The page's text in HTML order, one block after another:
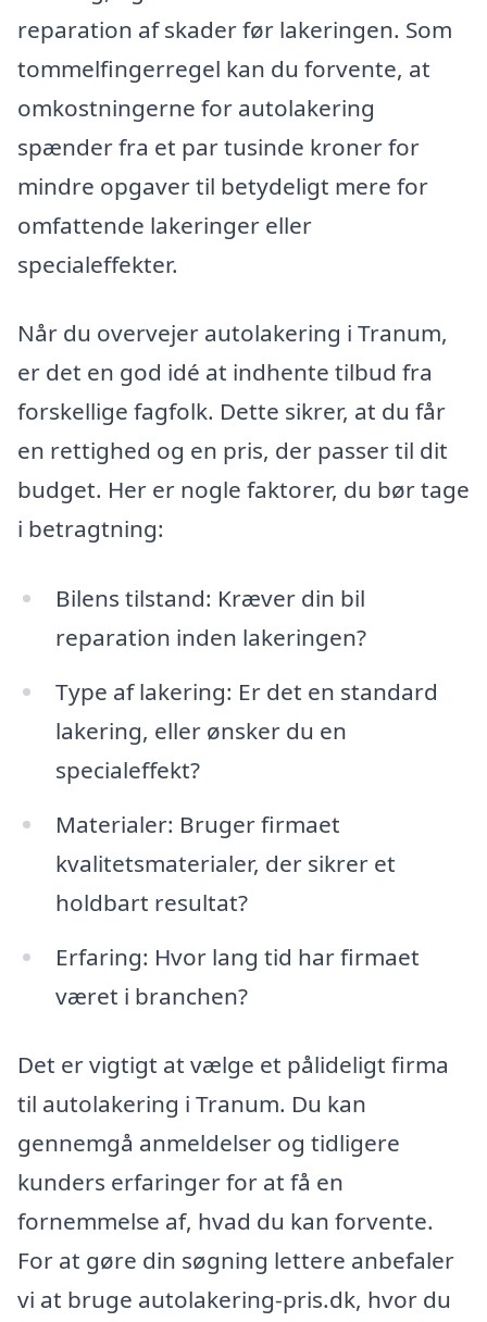
reparation af skader før lakeringen. Som
tommelfingerregel kan du forvente, at
omkostningerne for autolakering
spænder fra et par tusinde kroner for
mindre opgaver til betydeligt mere for
omfattende lakeringer eller
specialeffekter.
Når du overvejer autolakering i Tranum,
er det en god idé at indhente tilbud fra
forskellige fagfolk. Dette sikrer, at du får
en rettighed og en pris, der passer til dit
budget. Her er nogle faktorer, du bør tage
i betragtning:
Bilens tilstand: Kræver din bil
reparation inden lakeringen?
Type af lakering: Er det en standard
lakering, eller ønsker du en
specialeffekt?
Materialer: Bruger firmaet
kvalitetsmaterialer, der sikrer et
holdbart resultat?
Erfaring: Hvor lang tid har firmaet
været i branchen?
Det er vigtigt at vælge et pålideligt firma
til autolakering i Tranum. Du kan
gennemgå anmeldelser og tidligere
kunders erfaringer for at få en
fornemmelse af, hvad du kan forvente.
For at gøre din søgning lettere anbefaler
vi at bruge autolakering-pris.dk, hvor du